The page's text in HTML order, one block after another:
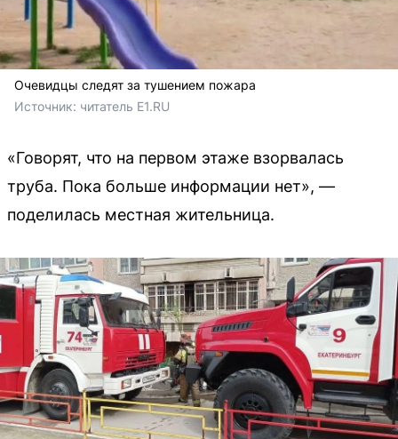
Очевидцы следят за тушением пожара
Источник: читатель Е1.RU
«Говорят, что на первом этаже взорвалась
труба. Пока больше информации нет», —
поделилась местная жительница.